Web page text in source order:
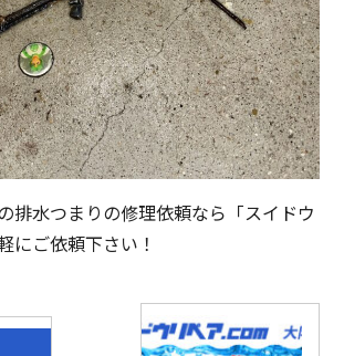
排水つまりの修理依頼なら「スイドウ
にご依頼下さい！